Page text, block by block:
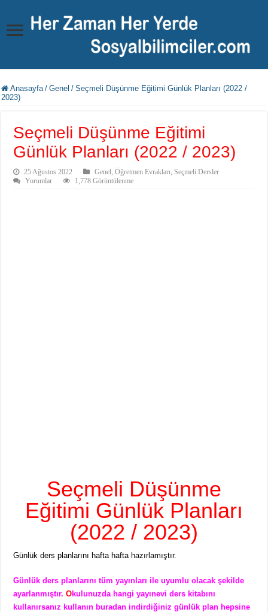
Anasayfa / Genel / Seçmeli Düşünme Eğitimi Günlük Planları (2022 /
2023)
Seçmeli Düşünme Eğitimi
Günlük Planları (2022 / 2023)
25 Ağustos 2022 Genel ,Öğretmen Evrakları Seçmeli Dersler
Yorumlar
1,778 Görüntülenme
Seçmeli Düşünme
Eğitimi Günlük Planları
(2022 / 2023)
Günlük ders planlarını hafta hafta hazırlamıştır.
Günlük ders planlarını tüm yayınları ile uyumlu olacak şekilde
ayarlanmıştır.Okulunuzda hangi yayınevi ders kitabını
kullanırsanız kullanın buradan indirdiğiniz günlük plan hepsine